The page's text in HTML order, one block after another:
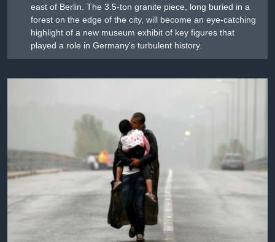
east of Berlin. The 3.5-ton granite piece, long buried in a
forest on the edge of the city, will become an eye-catching
highlight of a new museum exhibit of key figures that
played a role in Germany's turbulent history.